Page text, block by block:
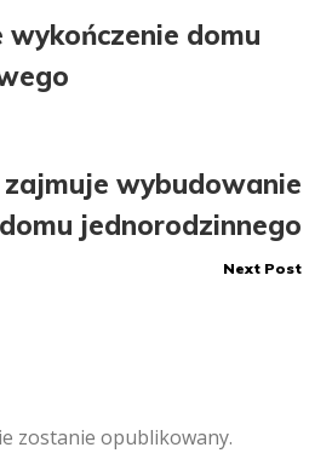
wykończenie domu
zajmuje wybudowanie
domu jednorodzinnego
Next Post
zostanie opublikowany.